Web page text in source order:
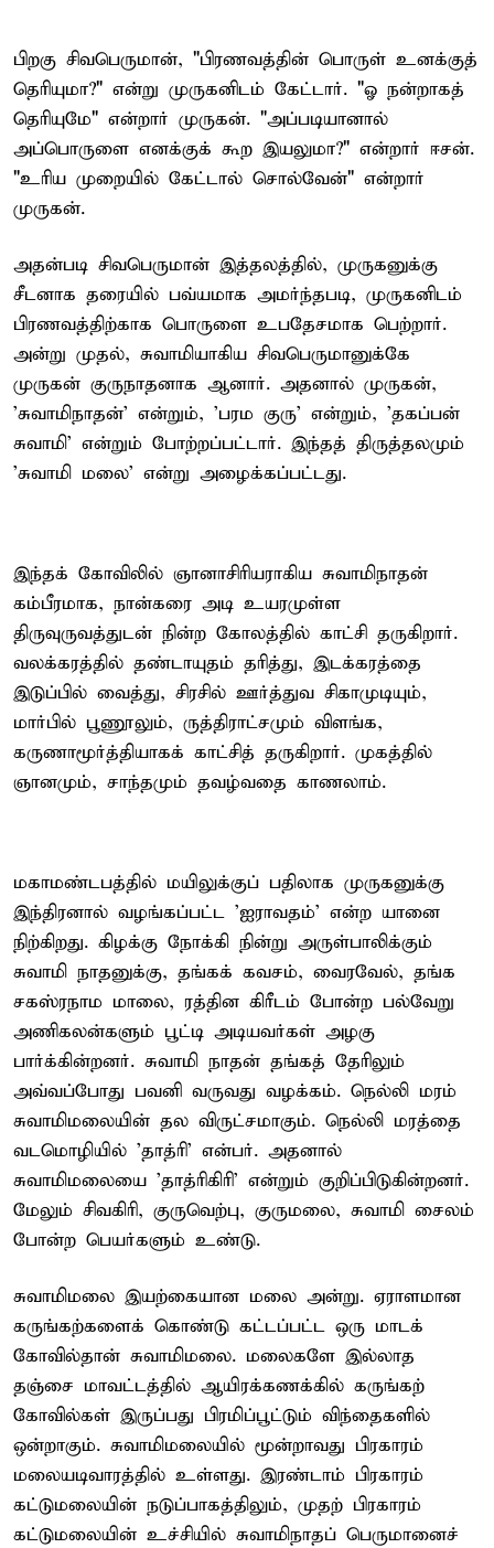
பிறகு சிவபெருமான், "பிரணவத்தின் பொருள் உனக்குத்
தெரியுமா?" என்று முருகனிடம் கேட்டார். "ஓ நன்றாகத்
தெரியுமே" என்றார் முருகன். "அப்படியானால்
அப்பொருளை எனக்குக் கூற இயலுமா?" என்றார் ஈசன்.
"உரிய முறையில் கேட்டால் சொல்வேன்" என்றார்
முருகன்.
அதன்படி சிவபெருமான் இத்தலத்தில், முருகனுக்கு
சீடனாக தரையில் பவ்யமாக அமர்ந்தபடி, முருகனிடம்
பிரணவத்திற்காக பொருளை உபதேசமாக பெற்றார்.
அன்று முதல், சுவாமியாகிய சிவபெருமானுக்கே
முருகன் குருநாதனாக ஆனார். அதனால் முருகன்,
'சுவாமிநாதன்' என்றும், 'பரம குரு' என்றும், 'தகப்பன்
சுவாமி' என்றும் போற்றப்பட்டார். இந்தத் திருத்தலமும்
'சுவாமி மலை' என்று அழைக்கப்பட்டது.
இந்தக் கோவிலில் ஞானாசிரியராகிய சுவாமிநாதன்
கம்பீரமாக, நான்கரை அடி உயரமுள்ள
திருவுருவத்துடன் நின்ற கோலத்தில் காட்சி தருகிறார்.
வலக்கரத்தில் தண்டாயுதம் தரித்து, இடக்கரத்தை
இடுப்பில் வைத்து, சிரசில் ஊர்த்துவ சிகாமுடியும்,
மார்பில் பூணூலும், ருத்திராட்சமும் விளங்க,
கருணாமூர்த்தியாகக் காட்சித் தருகிறார். முகத்தில்
ஞானமும், சாந்தமும் தவழ்வதை காணலாம்.
மகாமண்டபத்தில் மயிலுக்குப் பதிலாக முருகனுக்கு
இந்திரனால் வழங்கப்பட்ட 'ஐராவதம்' என்ற யானை
நிற்கிறது. கிழக்கு நோக்கி நின்று அருள்பாலிக்கும்
சுவாமி நாதனுக்கு, தங்கக் கவசம், வைரவேல், தங்க
சகஸ்ரநாம மாலை, ரத்தின கிரீடம் போன்ற பல்வேறு
அணிகலன்களும் பூட்டி அடியவர்கள் அழகு
பார்க்கின்றனர். சுவாமி நாதன் தங்கத் தேரிலும்
அவ்வப்போது பவனி வருவது வழக்கம். நெல்லி மரம்
சுவாமிமலையின் தல விருட்சமாகும். நெல்லி மரத்தை
வடமொழியில் 'தாத்ரி' என்பர். அதனால்
சுவாமிமலையை 'தாத்ரிகிரி' என்றும் குறிப்பிடுகின்றனர்.
மேலும் சிவகிரி, குருவெற்பு, குருமலை, சுவாமி சைலம்
போன்ற பெயர்களும் உண்டு.
சுவாமிமலை இயற்கையான மலை அன்று. ஏராளமான
கருங்கற்களைக் கொண்டு கட்டப்பட்ட ஒரு மாடக்
கோவில்தான் சுவாமிமலை. மலைகளே இல்லாத
தஞ்சை மாவட்டத்தில் ஆயிரக்கணக்கில் கருங்கற்
கோவில்கள் இருப்பது பிரமிப்பூட்டும் விந்தைகளில்
ஒன்றாகும். சுவாமிமலையில் மூன்றாவது பிரகாரம்
மலையடிவாரத்தில் உள்ளது. இரண்டாம் பிரகாரம்
கட்டுமலையின் நடுப்பாகத்திலும், முதற் பிரகாரம்
கட்டுமலையின் உச்சியில் சுவாமிநாதப் பெருமானைச்